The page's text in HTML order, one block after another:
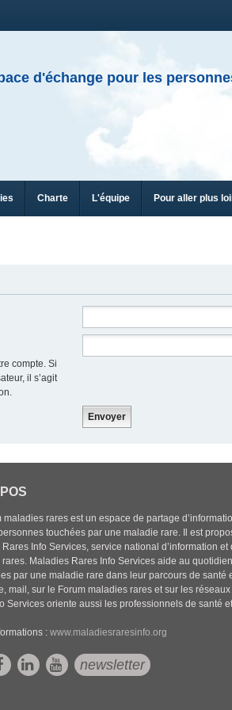
d'échange pour les
Charte L'équipe Pour aller plus
compte. Si
il s’agit
maladies rares est un espace de partage
touchées par une maladie rare. Il est
Rares Info Services, service national d’information
Maladies Rares Info Services aide au
par une maladie rare dans leur parcours de santé
mail, sur le Forum maladies rares et sur les
Services oriente aussi les professionnels de santé
:www.maladiesraresinfo.org
newsletter